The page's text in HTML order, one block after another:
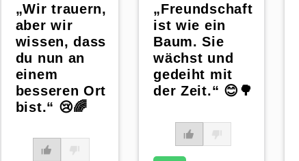
„Wir trauern,
aber wir
wissen, dass
du nun an
einem
besseren Ort
bist.“ 😢🌈
„Freundschaft
ist wie ein
Baum. Sie
wächst und
gedeiht mit
der Zeit.“ 😊🌳